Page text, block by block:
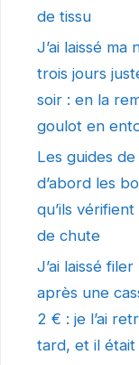
de tissu
J’ai laissé ma
trois jours
soir : en la
goulot en
Les guides
d’abord les
qu’ils
de chute
J’ai laissé
après une
2 € : je l’ai
tard, et il